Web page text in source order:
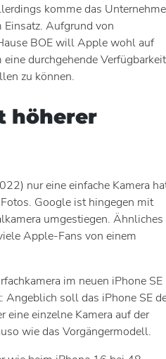
komme das
Aufgrund von
BOE will Apple wohl auf
durchgehende Verfügbarkeit
zu können.
höherer
nur eine einfache Kamera
Google ist hingegen mit
umgestiegen. Ähnliches
Apple-Fans von einem
im neuen iPhone SE
Angeblich soll das iPhone SE
eine einzelne Kamera auf der
wie das Vorgängermodell.